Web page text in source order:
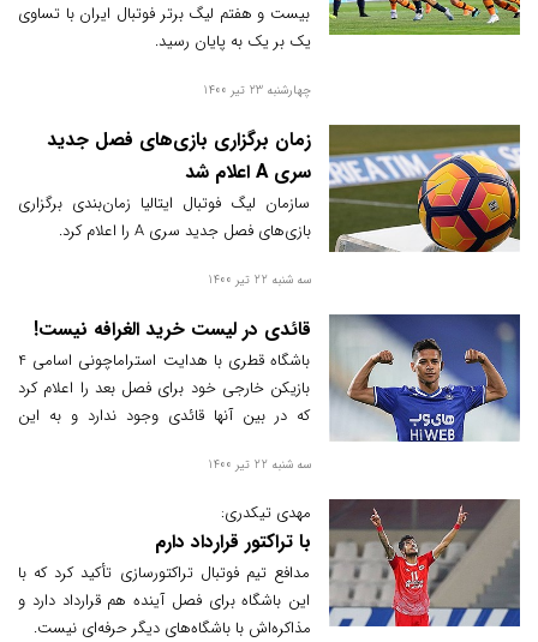
بیست‌ و هفتم لیگ برتر فوتبال ایران با تساوی
یک بر یک به پایان رسید.
چهارشنبه 23 تیر 1400
زمان برگزاری بازی‌های فصل جدید
سری A اعلام شد
سازمان لیگ فوتبال ایتالیا زمان‌بندی برگزاری
بازی‌های فصل جدید سری A را اعلام کرد.
سه شنبه 22 تیر 1400
قائدی در لیست خرید الغرافه نیست!
باشگاه قطری با هدایت استراماچونی اسامی 4
بازیکن خارجی خود برای فصل بعد را اعلام کرد
که در بین آنها قائدی وجود ندارد و به این
سه شنبه 22 تیر 1400
مهدی تیکدری:
با تراکتور قرارداد دارم
مدافع تیم فوتبال تراکتورسازی تأکید کرد که با
این باشگاه برای فصل آینده هم قرارداد دارد و
مذاکره‌اش با باشگاه‌های دیگر حرفه‌ای نیست.